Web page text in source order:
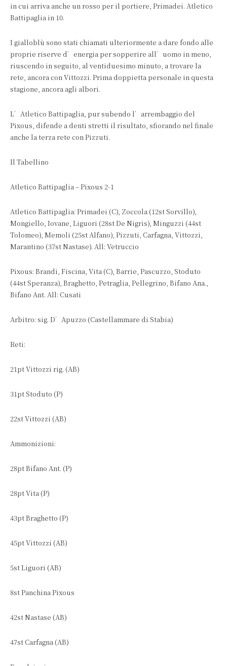
in cui arriva anche un rosso per il portiere, Primadei. Atletico
Battipaglia in 10.
I gialloblù sono stati chiamati ulteriormente a dare fondo alle
proprie riserve d’energia per sopperire all’uomo in meno,
riuscendo in seguito, al ventiduesimo minuto, a trovare la
rete, ancora con Vittozzi. Prima doppietta personale in questa
stagione, ancora agli albori.
L’Atletico Battipaglia, pur subendo l’arrembaggio del
Pixous, difende a denti stretti il risultato, sfiorando nel finale
anche la terza rete con Pizzuti.
Il Tabellino
Atletico Battipaglia – Pixous 2-1
Atletico Battipaglia: Primadei (C), Zoccola (12st Sorvillo),
Mongiello, Iovane, Liguori (28st De Nigris), Minguzzi (44st
Tolomeo), Memoli (25st Alfano), Pizzuti, Carfagna, Vittozzi,
Marantino (37st Nastase). All: Vetruccio
Pixous: Brandi, Fiscina, Vita (C), Barrie, Pascuzzo, Stoduto
(44st Speranza), Braghetto, Petraglia, Pellegrino, Bifano Ana.,
Bifano Ant. All: Cusati
Arbitro: sig. D’Apuzzo (Castellammare di Stabia)
Reti:
21pt Vittozzi rig. (AB)
31pt Stoduto (P)
22st Vittozzi (AB)
Ammonizioni:
28pt Bifano Ant. (P)
28pt Vita (P)
43pt Braghetto (P)
45pt Vittozzi (AB)
5st Liguori (AB)
8st Panchina Pixous
42st Nastase (AB)
47st Carfagna (AB)